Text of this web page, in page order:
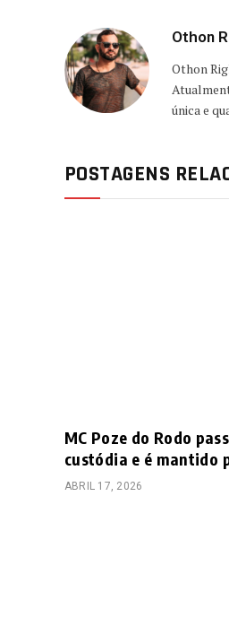
Othon
Othon
única e
POSTAGENS
MC Poze do Rodo
custódia e é mantido
ABRIL 17, 2026